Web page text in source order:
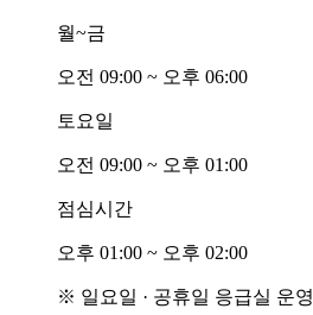
월~금
오전 09:00 ~ 오후 06:00
토요일
오전 09:00 ~ 오후 01:00
점심시간
오후 01:00 ~ 오후 02:00
※ 일요일 · 공휴일 응급실 운영